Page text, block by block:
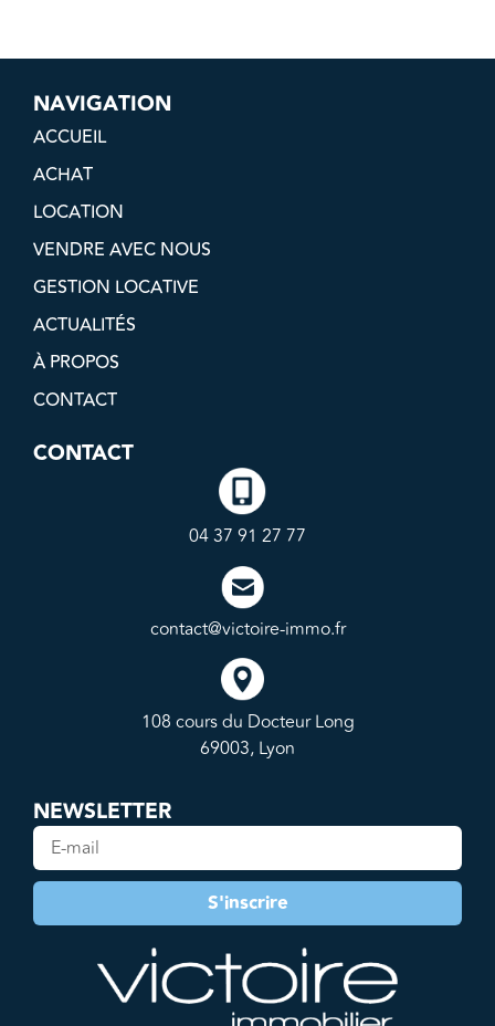
NAVIGATION
ACCUEIL
ACHAT
LOCATION
VENDRE AVEC NOUS
GESTION LOCATIVE
ACTUALITÉS
À PROPOS
CONTACT
CONTACT
04 37 91 27 77
contact@victoire-immo.fr
108 cours du Docteur Long
69003, Lyon
NEWSLETTER
S'inscrire